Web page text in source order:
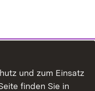
und zum Einsatz
finden Sie in